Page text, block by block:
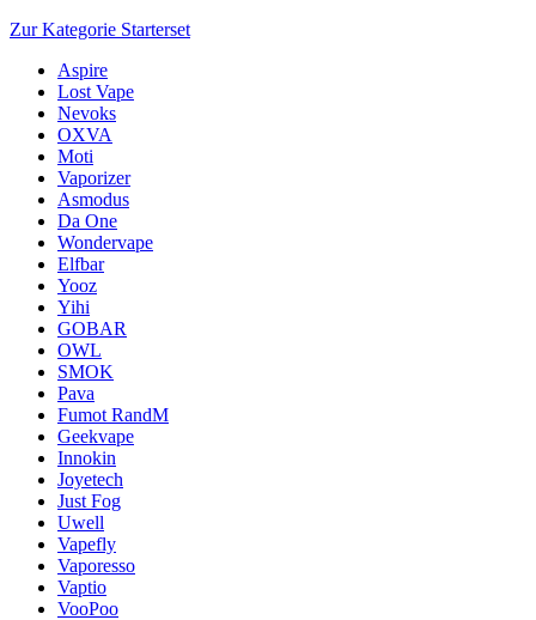
Zur Kategorie Starterset
Aspire
Lost Vape
Nevoks
OXVA
Moti
Vaporizer
Asmodus
Da One
Wondervape
Elfbar
Yooz
Yihi
GOBAR
OWL
SMOK
Pava
Fumot RandM
Geekvape
Innokin
Joyetech
Just Fog
Uwell
Vapefly
Vaporesso
Vaptio
VooPoo